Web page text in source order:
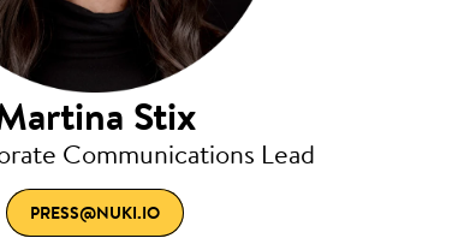
Stix
Communications Lead
PRESS@NUKI.IO